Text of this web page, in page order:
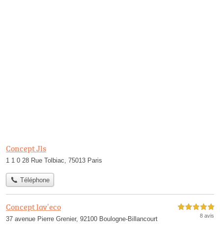
Concept Jls
1 1 0 28 Rue Tolbiac, 75013 Paris
Téléphone
Concept lav’eco
37 avenue Pierre Grenier, 92100 Boulogne-Billancourt
5,0 étoiles sur 5
8 avis